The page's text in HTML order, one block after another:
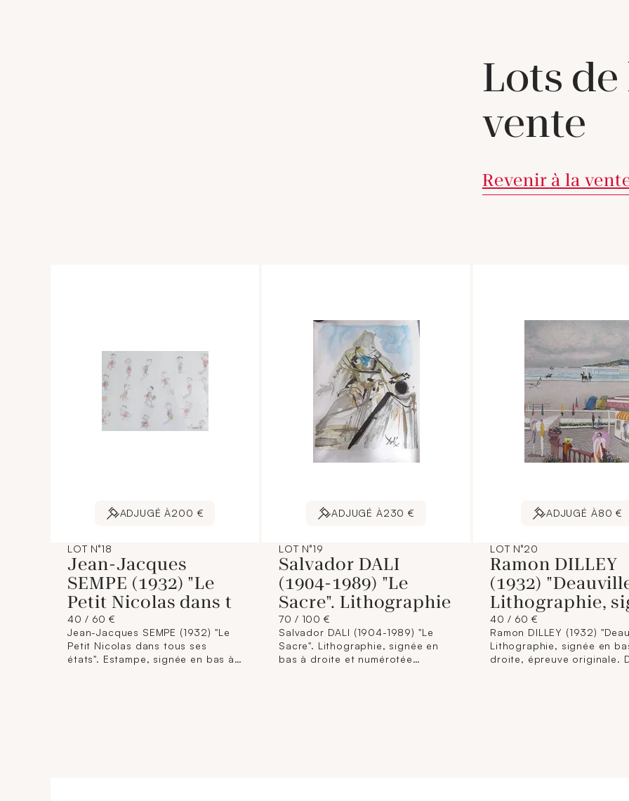
Lots de
vente
Revenir à la
ADJUGÉ À200 €
LOT N°18
Jean-Jacques
SEMPE (1932) "Le
Petit Nicolas dans t
40 / 60 €
Jean-Jacques SEMPE (1932) "Le
Petit Nicolas dans tous ses
états". Estampe, signée en bas à
ADJUGÉ À230 €
LOT N°19
Salvador DALI
(1904-1989) "Le
Sacre". Lithographie
70 / 100 €
Salvador DALI (1904-1989) "Le
Sacre". Lithographie, signée en
bas à droite et numérotée
ADJUGÉ À80 €
LOT N°20
Ramon DILLEY
(1932)
Lithographie,
40 / 60 €
Ramon DILLEY (1932)
Lithographie, signée en
droite, épreuve originale.